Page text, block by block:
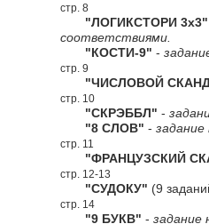
стр. 8
"ЛОГИКСТОРИ 3х3"
соответствиями.
"КОСТИ-9" -
стр. 9
"ЧИСЛОВОЙ
стр. 10
"СКРЭББЛ" -
"8 СЛОВ" - задание
стр. 11
"ФРАНЦУЗСКИЙ
стр. 12-13
"СУДОКУ" (9
стр. 14
"9 БУКВ" - задание